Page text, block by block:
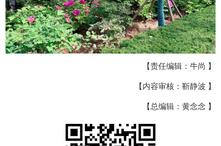
【责任编辑：牛尚 】
【内容审核：靳静波 】
【总编辑：黄念念 】